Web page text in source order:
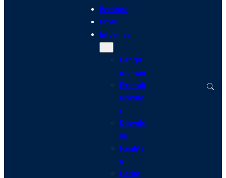
Beranda
Profil
Informasi
Pengu
muman
Ekstrak
urikule
r
Downlo
ad
Fasilita
s
Berita